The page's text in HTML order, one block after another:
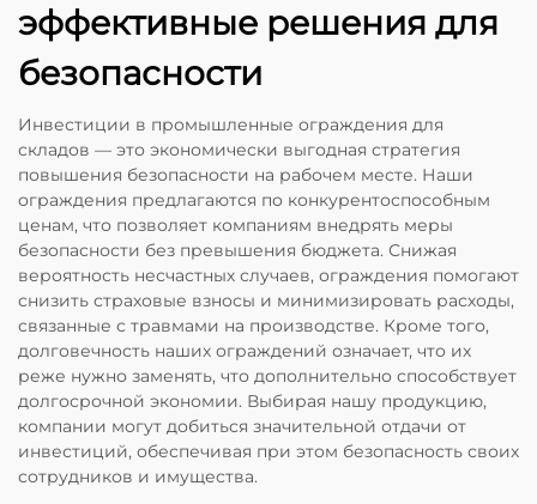
эффективные решения для
безопасности
Инвестиции в промышленные ограждения для
складов — это экономически выгодная стратегия
повышения безопасности на рабочем месте. Наши
ограждения предлагаются по конкурентоспособным
ценам, что позволяет компаниям внедрять меры
безопасности без превышения бюджета. Снижая
вероятность несчастных случаев, ограждения помогают
снизить страховые взносы и минимизировать расходы,
связанные с травмами на производстве. Кроме того,
долговечность наших ограждений означает, что их
реже нужно заменять, что дополнительно способствует
долгосрочной экономии. Выбирая нашу продукцию,
компании могут добиться значительной отдачи от
инвестиций, обеспечивая при этом безопасность своих
сотрудников и имущества.